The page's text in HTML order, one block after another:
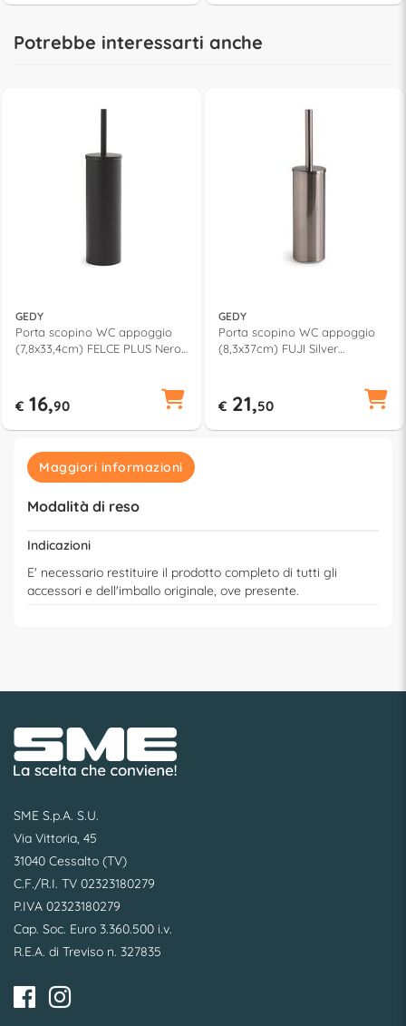
Potrebbe interessarti anche
GEDY
Porta scopino WC appoggio
(7,8x33,4cm) FELCE PLUS Nero
€ 16,90
GEDY
Porta scopino WC appoggio
(8,3x37cm) FUJI Silver
€ 21,50
Maggiori informazioni
Modalità di reso
Indicazioni
E' necessario restituire il prodotto completo di tutti gli
accessori e dell'imballo originale, ove presente.
SME S.p.A. S.U.
Via Vittoria, 45
31040 Cessalto (TV)
C.F./R.I. TV 02323180279
P.IVA 02323180279
Cap. Soc. Euro 3.360.500 i.v.
R.E.A. di Treviso n. 327835